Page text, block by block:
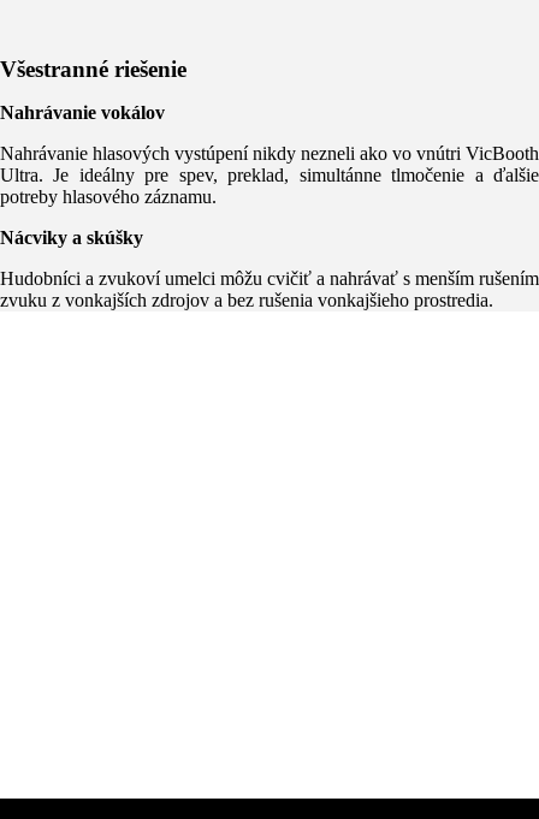
Všestranné riešenie
Nahrávanie vokálov
Nahrávanie hlasových vystúpení nikdy nezneli ako vo vnútri VicBooth
Ultra. Je ideálny pre spev, preklad, simultánne tlmočenie a ďalšie
potreby hlasového záznamu.
Nácviky a skúšky
Hudobníci a zvukoví umelci môžu cvičiť a nahrávať s menším rušením
zvuku z vonkajších zdrojov a bez rušenia vonkajšieho prostredia.